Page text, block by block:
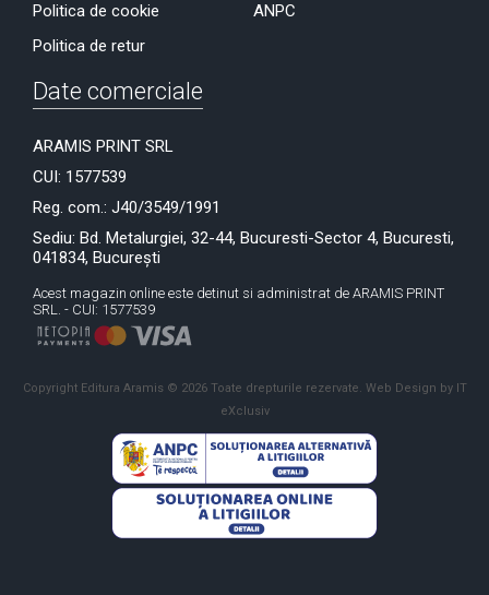
Politica de cookie
Politica de retur
ANPC
Date comerciale
ARAMIS PRINT SRL
CUI: 1577539
Reg. com.: J40/3549/1991
Sediu: Bd. Metalurgiei, 32-44, Bucuresti-Sector 4, Bucuresti,
041834, București
Acest magazin online este detinut si administrat de ARAMIS PRINT
SRL. - CUI: 1577539
Copyright Editura Aramis © 2026 Toate drepturile rezervate. Web Design by IT
eXclusiv